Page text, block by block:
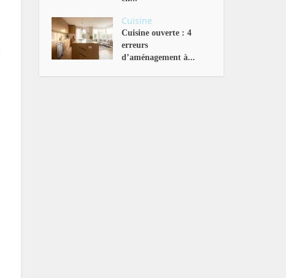
Cuisine
Cuisine ouverte : 4
erreurs
d’aménagement à...